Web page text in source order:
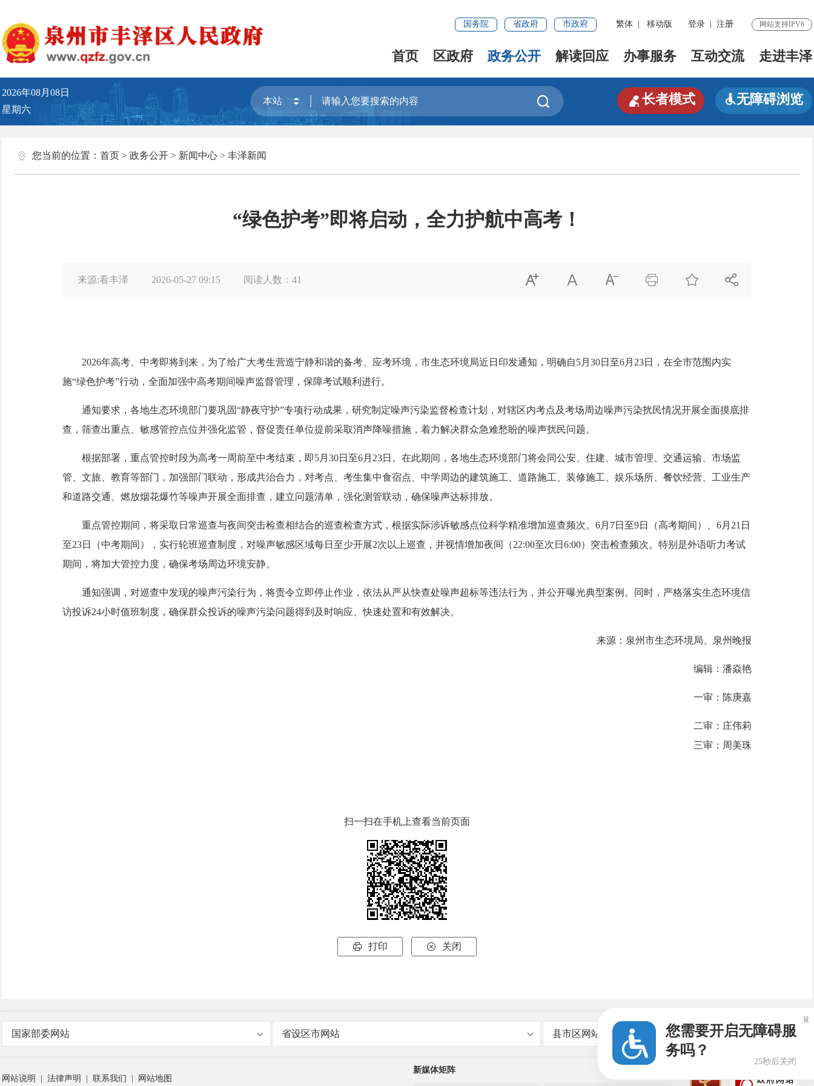
国务院 省政府 市政府 繁体 移动版 登录 注册 网站支持IPV6
首页 区政府 政务公开 解读回应 办事服务 互动交流 走进丰泽
2026年08月08日
星期六
 长者模式 无障碍浏览
您当前的位置： 首页> 政务公开> 新闻中心> 丰泽新闻
“绿色护考”即将启动，全力护航中高考！
来源:看丰泽 2026-05-27 09:15 阅读人数： 41      
2026年高考、中考即将到来，为了给广大考生营造宁静和谐的备考、应考环境，市生态环境局近日印发通知，明确自5月30日至6月23日，在全市范围内实
施“绿色护考”行动，全面加强中高考期间噪声监督管理，保障考试顺利进行。
通知要求，各地生态环境部门要巩固“静夜守护”专项行动成果，研究制定噪声污染监督检查计划，对辖区内考点及考场周边噪声污染扰民情况开展全面摸底排
查，筛查出重点、敏感管控点位并强化监管，督促责任单位提前采取消声降噪措施，着力解决群众急难愁盼的噪声扰民问题。
根据部署，重点管控时段为高考一周前至中考结束，即5月30日至6月23日。在此期间，各地生态环境部门将会同公安、住建、城市管理、交通运输、市场监
管、文旅、教育等部门，加强部门联动，形成共治合力，对考点、考生集中食宿点、中学周边的建筑施工、道路施工、装修施工、娱乐场所、餐饮经营、工业生产
和道路交通、燃放烟花爆竹等噪声开展全面排查，建立问题清单，强化测管联动，确保噪声达标排放。
重点管控期间，将采取日常巡查与夜间突击检查相结合的巡查检查方式，根据实际涉诉敏感点位科学精准增加巡查频次。6月7日至9日（高考期间）、6月21日
至23日（中考期间），实行轮班巡查制度，对噪声敏感区域每日至少开展2次以上巡查，并视情增加夜间（22:00至次日6:00）突击检查频次。特别是外语听力考试
期间，将加大管控力度，确保考场周边环境安静。
通知强调，对巡查中发现的噪声污染行为，将责令立即停止作业，依法从严从快查处噪声超标等违法行为，并公开曝光典型案例。同时，严格落实生态环境信
访投诉24小时值班制度，确保群众投诉的噪声污染问题得到及时响应、快速处置和有效解决。
来源：泉州市生态环境局、泉州晚报
编辑：潘焱艳
一审：陈庚嘉
二审：庄伟莉
三审：周美珠
扫一扫在手机上查看当前页面
 打印  关闭
国家部委网站 省设区市网站 县市区网站
网站说明 法律声明 联系我们 网站地图
新媒体矩阵
您需要开启无障碍服
务吗？
24秒后关闭
